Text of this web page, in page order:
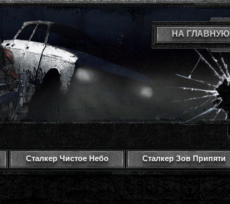
НА ГЛАВНУЮ
Сталкер Чистое Небо Сталкер Зов Припяти